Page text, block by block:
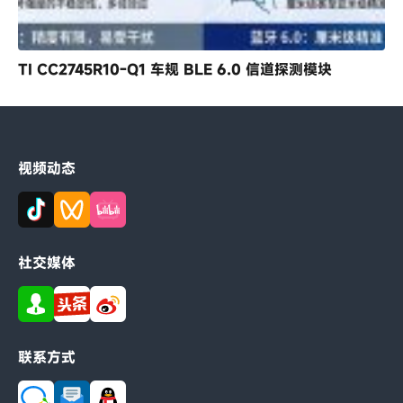
TI CC2745R10-Q1 车规 BLE 6.0 信道探测模块
视频动态
社交媒体
联系方式